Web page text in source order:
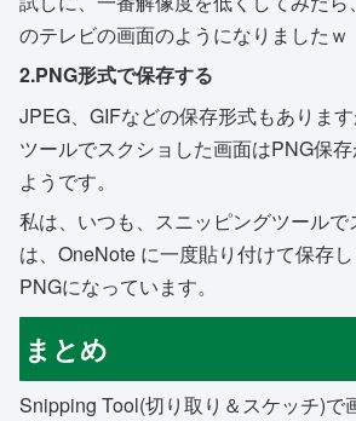
のテレビの画面のようになりましたｗ
2.PNG形式で保存する
JPEG、GIFなどの保存形式もありま
ツールでスクショした画面はPNG保
ようです。
私は、いつも、スニッピングツール
は、OneNote に一度貼り付けて保存
PNGになっています。
まとめ
Snipping Tool(切り取り＆スケッチ)で